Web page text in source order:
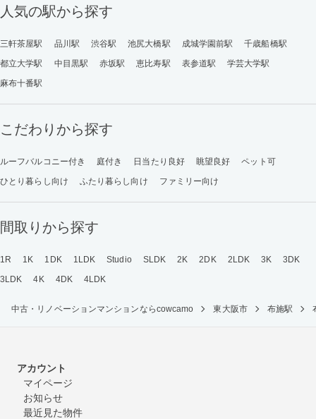
人気の駅から探す
三軒茶屋駅 品川駅 渋谷駅 池尻大橋駅 成城学園前駅
千歳船橋駅
都立大学駅
中目黒駅 赤坂駅 恵比寿駅 表参道駅
学芸大学駅
麻布十番駅
こだわりから探す
ルーフバルコニー付き 庭付き 日当たり良好 眺望良好
ペット可
ひとり暮らし向け
ふたり暮らし向け ファミリー向け
間取りから探す
1R 1K 1DK 1LDK Studio SLDK 2K 2DK 2LDK 3K
3DK
3LDK
4K 4DK 4LDK
中古・リノベーションマンションならcowcamo 東大阪市 布施駅
アカウント
マイページ
お知らせ
最近見た物件